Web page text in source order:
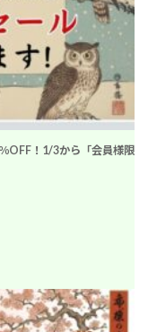
OFF！1/3から「会員様限